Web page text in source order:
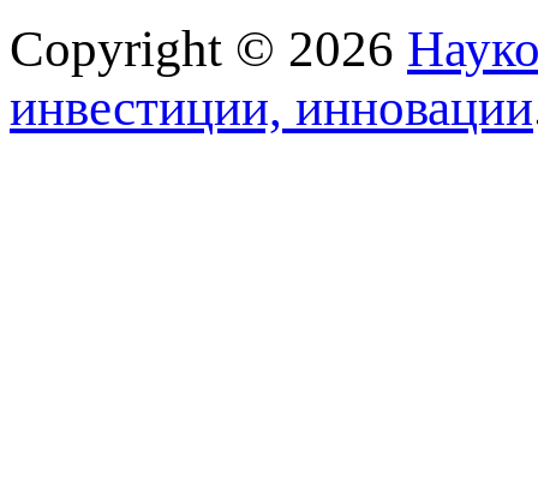
Copyright © 2026
инвестиции, инновации